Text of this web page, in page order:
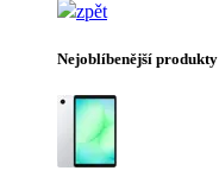
zpět
Nejoblíbenější produkty